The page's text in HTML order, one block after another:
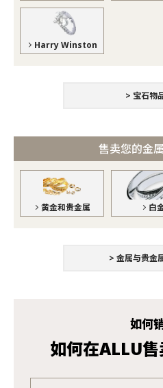
Harry Winston
> 宝石物
售卖您的金
黄金和贵金属 白
> 金属与贵金
如何
如何在ALLU